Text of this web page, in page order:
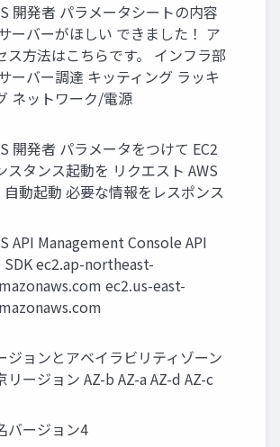
開発者 パラメータシートの内容
ーバーがほしい できました！ ア
ス方法はこちらです。 インフラ部
ーバー調達 キッティング ラッキ
ネットワーク/電源
開発者 パラメータをつけて EC2
スタンス起動を リクエスト AWS
自動起動 必要な情報をレスポンス
API Management Console API
SDK ec2.ap-northeast-
ec2.us-east-
ジョンとアベイラビリティゾーン
リージョン AZ-b AZ-a AZ-d AZ-c
バージョン4